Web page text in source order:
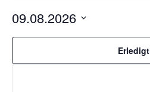
09.08.2026
Filter
Das
Erledigt